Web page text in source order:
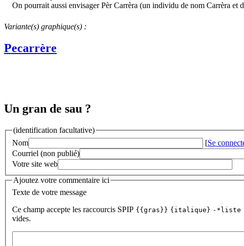
On pourrait aussi envisager Pèr Carrèra (un individu de nom Carrèra et
Variante(s) graphique(s) :
Pecarrère
Un gran de sau ?
(identification facultative)
Nom
[Se
Courriel (non publié)
Votre site web
Ajoutez votre commentaire ici
Texte de votre message
Ce champ accepte les raccourcis SPIP {{gras}} {italique} -*liste
vides.